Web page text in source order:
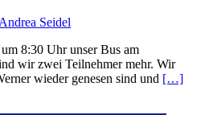
Seidel
8:30 Uhr unser Bus am
wir zwei Teilnehmer mehr. Wir
wieder genesen sind und […]